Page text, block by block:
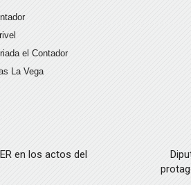
el Contador
La Vega
en los actos del